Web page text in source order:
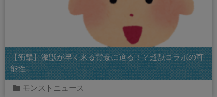
【衝撃】激獣が早く来る背景に迫る！？超獣コラボの可
能性
モンストニュース